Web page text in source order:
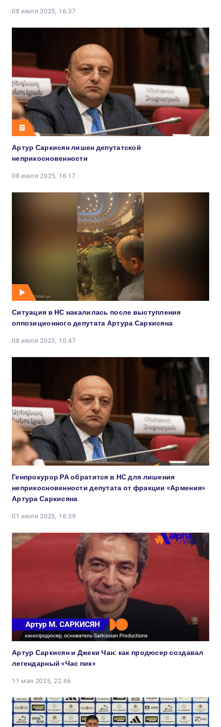
08 июля 2025, 16:37
Артур Саркисян лишен депутатской
неприкосновенности
08 июля 2025, 16:17
Ситуация в НС накалилась после выступления
оппозиционного депутата Артура Саркисяна
08 июля 2025, 10:47
Генпрокурор РА обратится в НС для лишения
неприкосновенности депутата от фракции «Армения»
Артура Саркисяна
01 июля 2025, 16:39
Артур Саркисян и Джеки Чан: как продюсер создавал
легендарный «Час пик»
11 мая 2025, 22:46